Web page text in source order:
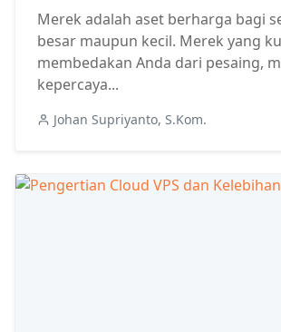
Merek adalah aset berharga bagi
besar maupun kecil. Merek yang
membedakan Anda dari pesaing,
kepercaya...
Johan Supriyanto, S.Kom.